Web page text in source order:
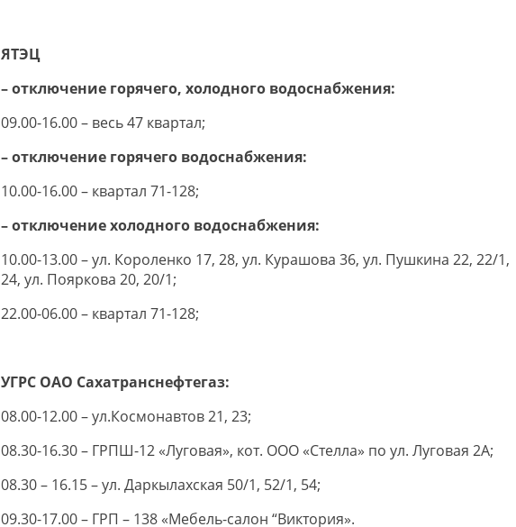
ЯТЭЦ
– отключение горячего, холодного водоснабжения:
09.00-16.00 – весь 47 квартал;
– отключение горячего водоснабжения:
10.00-16.00 – квартал 71-128;
– отключение холодного водоснабжения:
10.00-13.00 – ул. Короленко 17, 28, ул. Курашова 36, ул. Пушкина 22, 22/1,
24, ул. Пояркова 20, 20/1;
22.00-06.00 – квартал 71-128;
УГРС ОАО Сахатранснефтегаз:
08.00-12.00 – ул.Космонавтов 21, 23;
08.30-16.30 – ГРПШ-12 «Луговая», кот. ООО «Стелла» по ул. Луговая 2А;
08.30 – 16.15 – ул. Даркылахская 50/1, 52/1, 54;
09.30-17.00 – ГРП – 138 «Мебель-салон “Виктория».